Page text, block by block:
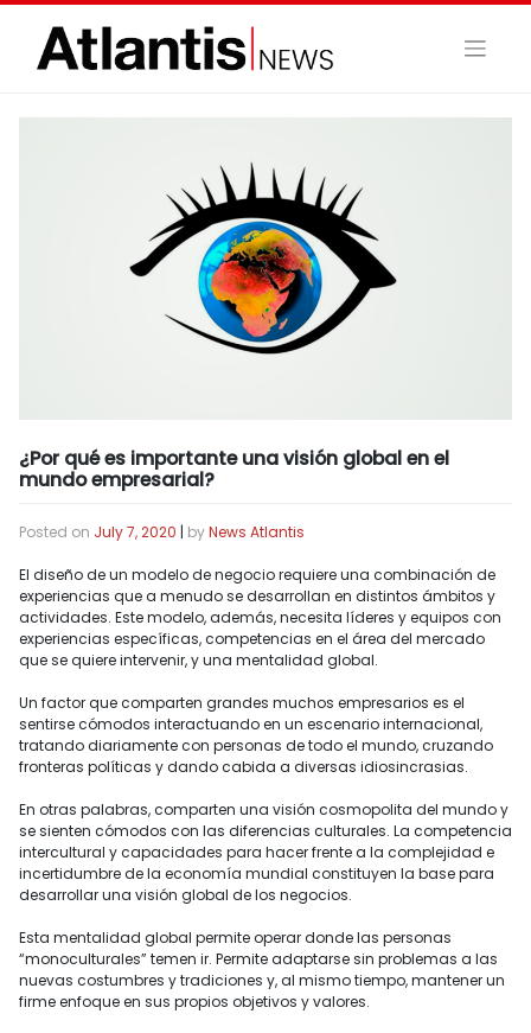
Skip
content
¿Por qué es importante una visión global en el
mundo empresarial?
Posted on July 7, 2020 | byNews Atlantis
El diseño de un modelo de negocio requiere una combinación de
experiencias que a menudo se desarrollan en distintos ámbitos y
actividades. Este modelo, además, necesita líderes y equipos con
experiencias específicas, competencias en el área del mercado
que se quiere intervenir, y una mentalidad global.
Un factor que comparten grandes muchos empresarios es el
sentirse cómodos interactuando en un escenario internacional,
tratando diariamente con personas de todo el mundo, cruzando
fronteras políticas y dando cabida a diversas idiosincrasias.
En otras palabras, comparten una visión cosmopolita del mundo y
se sienten cómodos con las diferencias culturales. La competencia
intercultural y capacidades para hacer frente a la complejidad e
incertidumbre de la economía mundial constituyen la base para
desarrollar una visión global de los negocios.
Esta mentalidad global permite operar donde las personas
“monoculturales” temen ir. Permite adaptarse sin problemas a las
nuevas costumbres y tradiciones y, al mismo tiempo, mantener un
firme enfoque en sus propios objetivos y valores.